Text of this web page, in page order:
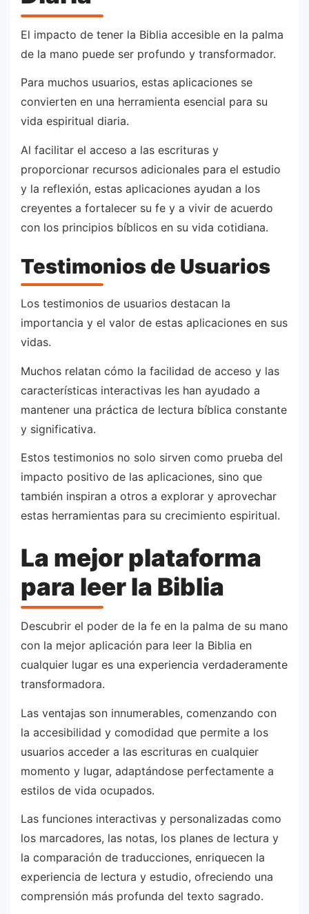
El impacto de tener la Biblia accesible en la palma
de la mano puede ser profundo y transformador.
Para muchos usuarios, estas aplicaciones se
convierten en una herramienta esencial para su
vida espiritual diaria.
Al facilitar el acceso a las escrituras y
proporcionar recursos adicionales para el estudio
y la reflexión, estas aplicaciones ayudan a los
creyentes a fortalecer su fe y a vivir de acuerdo
con los principios bíblicos en su vida cotidiana.
Testimonios de Usuarios
Los testimonios de usuarios destacan la
importancia y el valor de estas aplicaciones en sus
vidas.
Muchos relatan cómo la facilidad de acceso y las
características interactivas les han ayudado a
mantener una práctica de lectura bíblica constante
y significativa.
Estos testimonios no solo sirven como prueba del
impacto positivo de las aplicaciones, sino que
también inspiran a otros a explorar y aprovechar
estas herramientas para su crecimiento espiritual.
La mejor plataforma
para leer la Biblia
Descubrir el poder de la fe en la palma de su mano
con la mejor aplicación para leer la Biblia en
cualquier lugar es una experiencia verdaderamente
transformadora.
Las ventajas son innumerables, comenzando con
la accesibilidad y comodidad que permite a los
usuarios acceder a las escrituras en cualquier
momento y lugar, adaptándose perfectamente a
estilos de vida ocupados.
Las funciones interactivas y personalizadas como
los marcadores, las notas, los planes de lectura y
la comparación de traducciones, enriquecen la
experiencia de lectura y estudio, ofreciendo una
comprensión más profunda del texto sagrado.